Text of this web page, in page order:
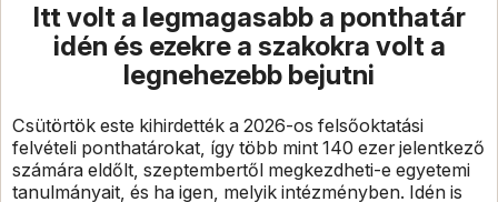
Itt volt a legmagasabb a ponthatár
idén és ezekre a szakokra volt a
legnehezebb bejutni
Csütörtök este kihirdették a 2026-os felsőoktatási
felvételi ponthatárokat, így több mint 140 ezer jelentkező
számára eldőlt, szeptembertől megkezdheti-e egyetemi
tanulmányait, és ha igen, melyik intézményben. Idén is